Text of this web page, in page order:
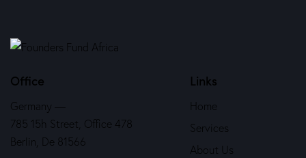
Office
Germany —
785 15h Street, Office 478
Berlin, De 81566
Links
Home
Services
About Us